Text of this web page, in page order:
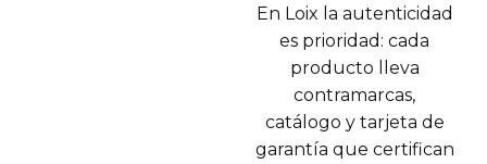
En Loix la autenticidad
es prioridad: cada
producto lleva
contramarcas,
catálogo y tarjeta de
garantía que certifican